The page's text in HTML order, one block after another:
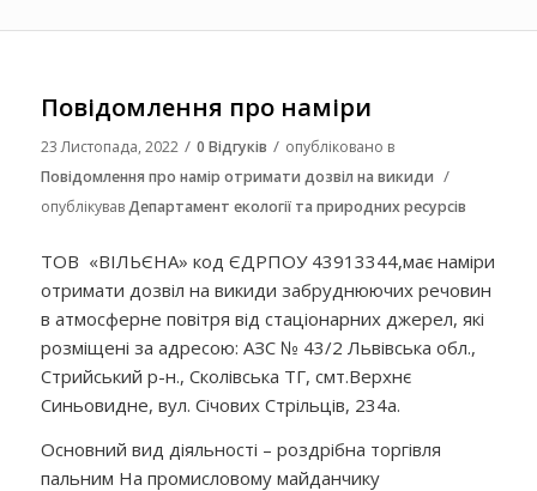
Повідомлення про наміри
23 Листопада, 2022 / 0 Відгуків / опубліковано в
Повідомлення про намір отримати дозвіл на викиди /
опублікувавДепартамент екології та природних ресурсів
ТОВ «ВІЛЬЄНА» код ЄДРПОУ 43913344,має наміри
отримати дозвіл на викиди забруднюючих речовин
в атмосферне повітря від стаціонарних джерел, які
розміщені за адресою: АЗС № 43/2 Львівська обл.,
Стрийський р-н., Сколівська ТГ, смт.Верхнє
Синьовидне, вул. Січових Стрільців, 234а.
Основний вид діяльності – роздрібна торгівля
пальним На промисловому майданчику